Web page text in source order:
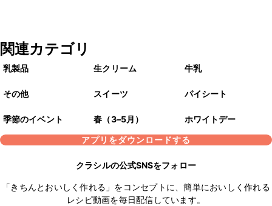
関連カテゴリ
乳製品 生クリーム 牛乳
その他 スイーツ パイシート
季節のイベント 春（3–5月）
ホワイトデー
アプリをダウンロードする
クラシルの公式SNSをフォロー
「きちんとおいしく作れる」をコンセプトに、簡単においしく作れる
レシピ動画を毎日配信しています。